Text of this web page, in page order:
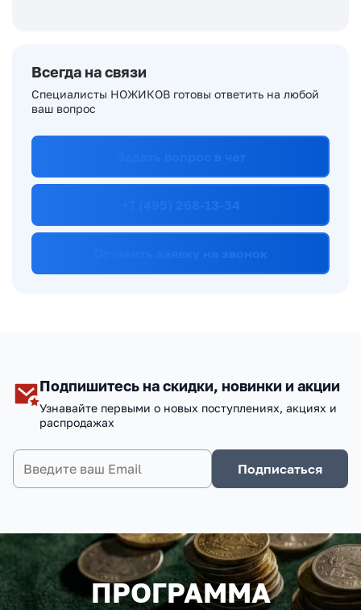
Всегда на связи
Специалисты НОЖИКОВ готовы ответить на любой
ваш вопрос
Подпишитесь на скидки, новинки и акции
Узнавайте первыми о новых поступлениях, акциях и
распродажах
Подписаться
ПРОГРАММА